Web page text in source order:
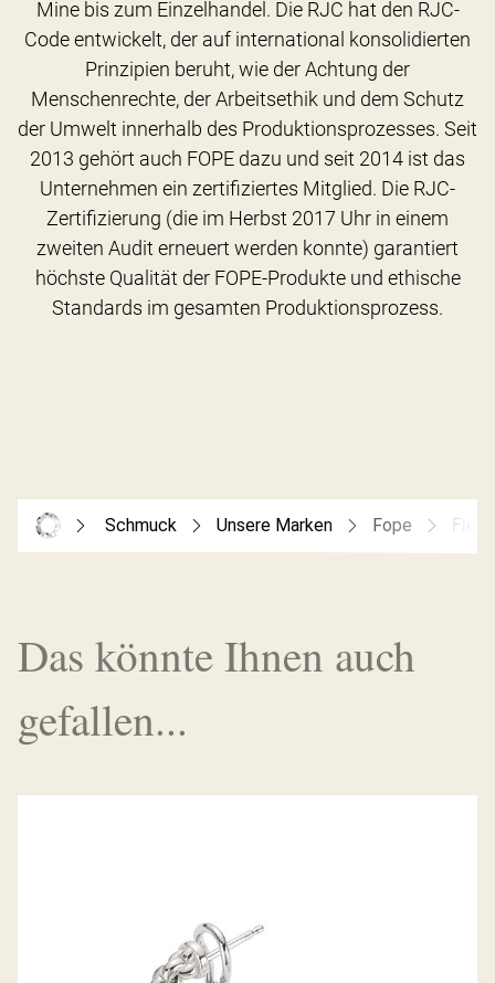
Mine bis zum Einzelhandel. Die RJC hat den RJC-
Code entwickelt, der auf international konsolidierten
Prinzipien beruht, wie der Achtung der
Menschenrechte, der Arbeitsethik und dem Schutz
der Umwelt innerhalb des Produktionsprozesses. Seit
2013 gehört auch FOPE dazu und seit 2014 ist das
Unternehmen ein zertifiziertes Mitglied. Die RJC-
Zertifizierung (die im Herbst 2017 Uhr in einem
zweiten Audit erneuert werden konnte) garantiert
höchste Qualität der FOPE-Produkte und ethische
Schmuck Unsere Marken Fope
Das könnte Ihnen auch
gefallen...
CREOLEN EKA TINY KOLLEKTION